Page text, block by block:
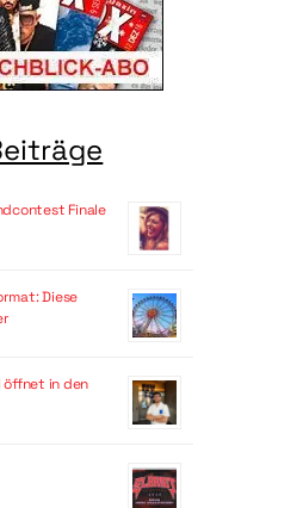
Finale
Diese
öffnet in den